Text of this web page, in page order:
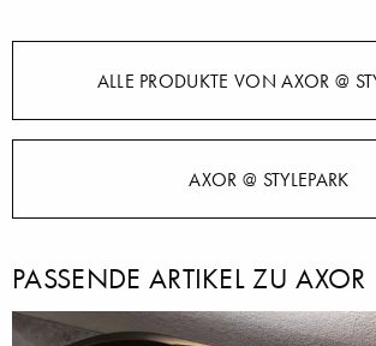
ALLE PRODUKTE VON AXOR @
AXOR @ STYLEPARK
PASSENDE ARTIKEL ZU AXOR